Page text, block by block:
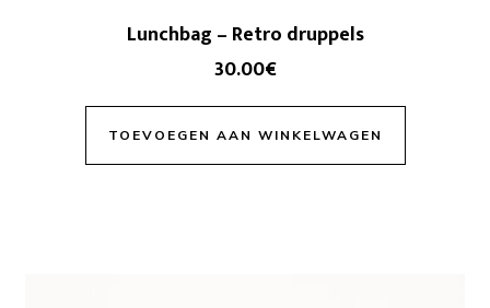
Lunchbag – Retro druppels
30.00€
TOEVOEGEN AAN WINKELWAGEN